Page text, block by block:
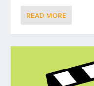
READ MORE